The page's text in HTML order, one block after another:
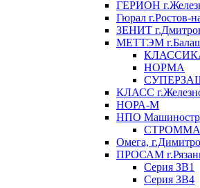
ГЕРИОН
Гюрал г.Ростов-
ЗЕНИТ
МЕТТЭМ
НОРМА
КЛАСС
НОРА-М
НПО
Омега,
ПРОСАМ
Серия ЗВ1
Серия ЗВ4